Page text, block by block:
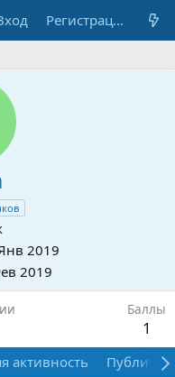
Регистрация
2019
2019
Баллы
1
активность